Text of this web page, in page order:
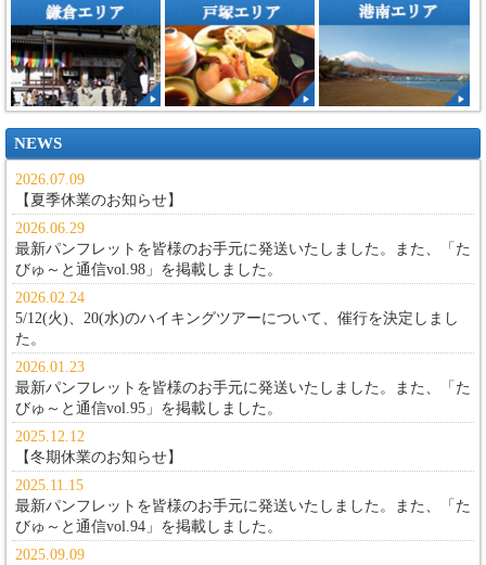
NEWS
2026.07.09
【夏季休業のお知らせ】
2026.06.29
最新パンフレットを皆様のお手元に発送いたしました。また、
「た
びゅ～と通信vol.98」 を掲載しました。
2026.02.24
5/12(火)、20(水)のハイキングツアーについて、催行を決定しまし
た。
2026.01.23
最新パンフレットを皆様のお手元に発送いたしました。また、
「た
びゅ～と通信vol.95」 を掲載しました。
2025.12.12
【冬期休業のお知らせ】
2025.11.15
最新パンフレットを皆様のお手元に発送いたしました。また、
「た
びゅ～と通信vol.94」 を掲載しました。
2025.09.09